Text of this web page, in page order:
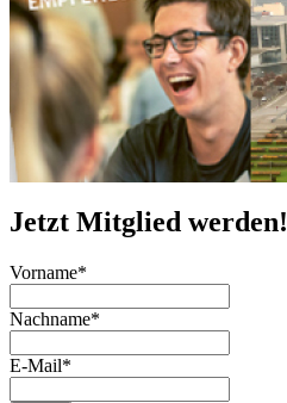
Jetzt Mitglied werden!
Vorname*
Nachname*
E-Mail*